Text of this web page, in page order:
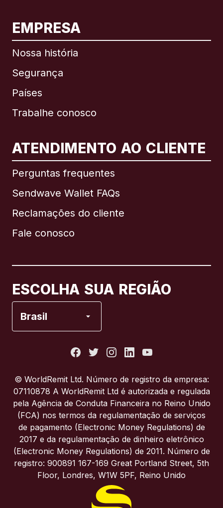
EMPRESA
Nossa história
Segurança
Países
Trabalhe conosco
ATENDIMENTO AO CLIENTE
Perguntas frequentes
Sendwave Wallet FAQs
Reclamações do cliente
Fale conosco
ESCOLHA SUA REGIÃO
Brasil
Internacional English
Brasil
Itália
Portugal
Reino Unido
© WorldRemit Ltd. Número de registro da empresa:
07110878 A WorldRemit Ltd é autorizada e regulada
pela Agência de Conduta Financeira no Reino Unido
(FCA) nos termos da regulamentação de serviços
de pagamento (Electronic Money Regulations) de
2017 e da regulamentação de dinheiro eletrônico
(Electronic Money Regulations) de 2011. Número de
registro: 900891 167-169 Great Portland Street, 5th
Floor, Londres, W1W 5PF, Reino Unido